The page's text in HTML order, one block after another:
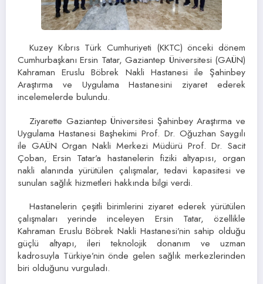
Kuzey Kıbrıs Türk Cumhuriyeti (KKTC) önceki dönem
Cumhurbaşkanı Ersin Tatar, Gaziantep Üniversitesi (GAÜN)
Kahraman Eruslu Böbrek Nakli Hastanesi ile Şahinbey
Araştırma ve Uygulama Hastanesini ziyaret ederek
incelemelerde bulundu.
Ziyarette Gaziantep Üniversitesi Şahinbey Araştırma ve
Uygulama Hastanesi Başhekimi Prof. Dr. Oğuzhan Saygılı
ile GAÜN Organ Nakli Merkezi Müdürü Prof. Dr. Sacit
Çoban, Ersin Tatar’a hastanelerin fiziki altyapısı, organ
nakli alanında yürütülen çalışmalar, tedavi kapasitesi ve
sunulan sağlık hizmetleri hakkında bilgi verdi.
Hastanelerin çeşitli birimlerini ziyaret ederek yürütülen
çalışmaları yerinde inceleyen Ersin Tatar, özellikle
Kahraman Eruslu Böbrek Nakli Hastanesi’nin sahip olduğu
güçlü altyapı, ileri teknolojik donanım ve uzman
kadrosuyla Türkiye’nin önde gelen sağlık merkezlerinden
biri olduğunu vurguladı.